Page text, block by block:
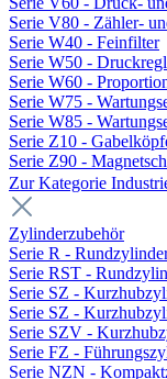
Serie V80 - Zähler-
Serie W40 - Feinfilter
Serie W50 -
Serie W60 -
Serie W75 -
Serie W85 -
Serie Z10 -
Serie Z90 -
Zur Kategorie
Zylinderzubehör
Serie R -
Serie RST -
Serie SZ -
Serie SZ -
Serie SZV -
Serie FZ -
Serie NZN -